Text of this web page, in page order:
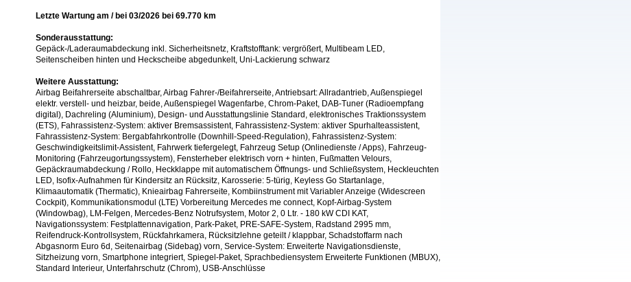
Letzte Wartung am / bei 03/2026 bei 69.770 km
Sonderausstattung:
Gepäck-/Laderaumabdeckung inkl. Sicherheitsnetz, Kraftstofftank: vergrößert, Multibeam LED,
Seitenscheiben hinten und Heckscheibe abgedunkelt, Uni-Lackierung schwarz
Weitere Ausstattung:
Airbag Beifahrerseite abschaltbar, Airbag Fahrer-/Beifahrerseite, Antriebsart: Allradantrieb, Außenspiegel
elektr. verstell- und heizbar, beide, Außenspiegel Wagenfarbe, Chrom-Paket, DAB-Tuner (Radioempfang
digital), Dachreling (Aluminium), Design- und Ausstattungslinie Standard, elektronisches Traktionssystem
(ETS), Fahrassistenz-System: aktiver Bremsassistent, Fahrassistenz-System: aktiver Spurhalteassistent,
Fahrassistenz-System: Bergabfahrkontrolle (Downhill-Speed-Regulation), Fahrassistenz-System:
Geschwindigkeitslimit-Assistent, Fahrwerk tiefergelegt, Fahrzeug Setup (Onlinedienste / Apps), Fahrzeug-
Monitoring (Fahrzeugortungssystem), Fensterheber elektrisch vorn + hinten, Fußmatten Velours,
Gepäckraumabdeckung / Rollo, Heckklappe mit automatischem Öffnungs- und Schließsystem, Heckleuchten
LED, Isofix-Aufnahmen für Kindersitz an Rücksitz, Karosserie: 5-türig, Keyless Go Startanlage,
Klimaautomatik (Thermatic), Knieairbag Fahrerseite, Kombiinstrument mit Variabler Anzeige (Widescreen
Cockpit), Kommunikationsmodul (LTE) Vorbereitung Mercedes me connect, Kopf-Airbag-System
(Windowbag), LM-Felgen, Mercedes-Benz Notrufsystem, Motor 2, 0 Ltr. - 180 kW CDI KAT,
Navigationssystem: Festplattennavigation, Park-Paket, PRE-SAFE-System, Radstand 2995 mm,
Reifendruck-Kontrollsystem, Rückfahrkamera, Rücksitzlehne geteilt / klappbar, Schadstoffarm nach
Abgasnorm Euro 6d, Seitenairbag (Sidebag) vorn, Service-System: Erweiterte Navigationsdienste,
Sitzheizung vorn, Smartphone integriert, Spiegel-Paket, Sprachbediensystem Erweiterte Funktionen (MBUX),
Standard Interieur, Unterfahrschutz (Chrom), USB-Anschlüsse